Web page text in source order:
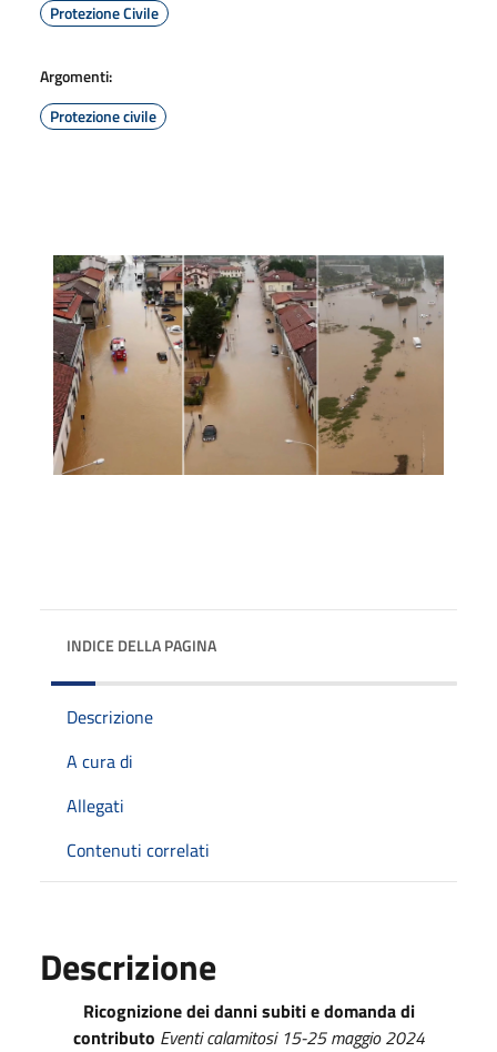
Protezione Civile
Argomenti:
Protezione civile
INDICE DELLA PAGINA
Descrizione
A cura di
Allegati
Contenuti correlati
Descrizione
Ricognizione dei danni subiti e domanda di
contributo Eventi calamitosi 15-25 maggio 2024